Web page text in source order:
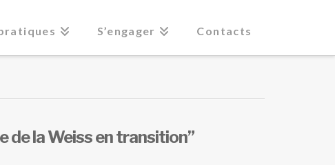
S’engager Contacts
de la Weiss en transition”